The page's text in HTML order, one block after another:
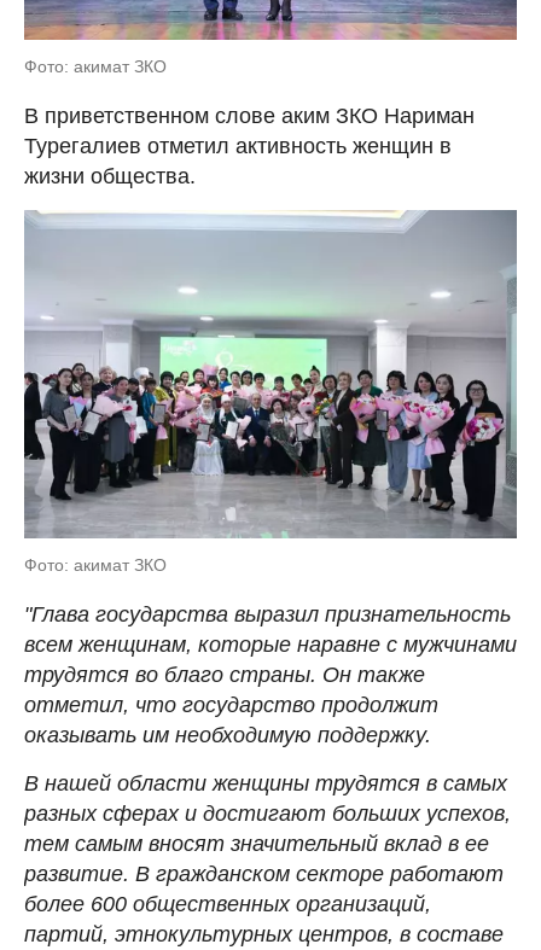
Фото: акимат ЗКО
В приветственном слове аким ЗКО Нариман
Турегалиев отметил активность женщин в
жизни общества.
Фото: акимат ЗКО
"Глава государства выразил признательность
всем женщинам, которые наравне с мужчинами
трудятся во благо страны. Он также
отметил, что государство продолжит
оказывать им необходимую поддержку.
В нашей области женщины трудятся в самых
разных сферах и достигают больших успехов,
тем самым вносят значительный вклад в ее
развитие. В гражданском секторе работают
более 600 общественных организаций,
партий, этнокультурных центров, в составе